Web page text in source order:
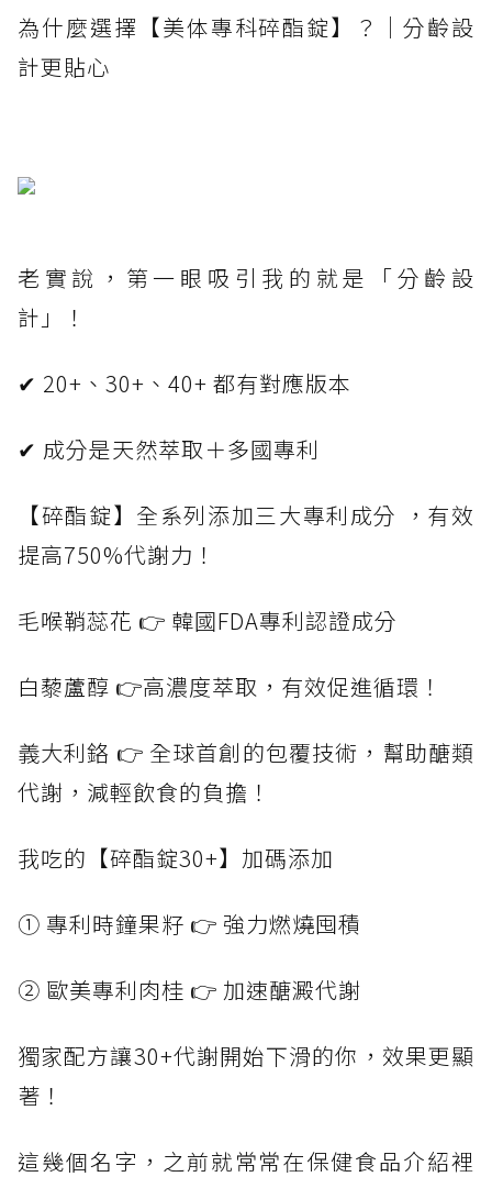
為什麼選擇【美体專科碎酯錠】？｜分齡設
計更貼心
老實說，第一眼吸引我的就是「分齡設
計」！
✔ 20+、30+、40+ 都有對應版本
✔ 成分是天然萃取＋多國專利
【碎酯錠】全系列添加三大專利成分 ，有效
提高750%代謝力！
毛喉鞘蕊花 👉 韓國FDA專利認證成分
白藜蘆醇 👉高濃度萃取，有效促進循環！
義大利鉻 👉 全球首創的包覆技術，幫助醣類
代謝，減輕飲食的負擔！
我吃的【碎酯錠30+】加碼添加
① 專利時鐘果籽 👉 強力燃燒囤積
② 歐美專利肉桂 👉 加速醣澱代謝
獨家配方讓30+代謝開始下滑的你，效果更顯
著！
這幾個名字，之前就常常在保健食品介紹裡